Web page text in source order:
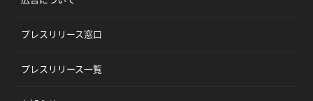
プレスリリース窓口
プレスリリース一覧